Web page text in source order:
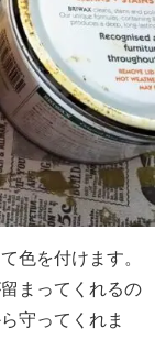
色を付けます。
まってくれるの
守ってくれま